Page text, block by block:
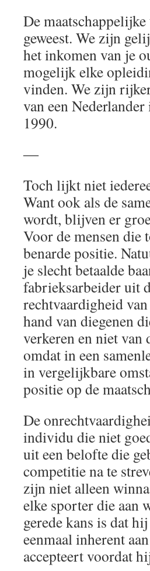
De
geweest. We zijn
het inkomen van je
mogelijk elke
vinden. We zijn
van een
1990.
―
Toch lijkt niet
Want ook als de
wordt, blijven er
Voor de mensen die
benarde positie.
je slecht betaalde
fabrieksarbeider uit
rechtvaardigheid
hand van diegenen
verkeren en niet van
omdat in een
in vergelijkbare
positie op de
De
individu die niet
uit een belofte die
competitie na te
zijn niet alleen
elke sporter die aan
gerede kans is dat
eenmaal inherent
accepteert voordat